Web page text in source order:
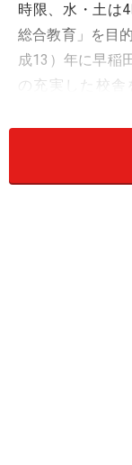
時限、水・土は
総合教育」を目
成13）年に早稲
の充実した校
大学合格実